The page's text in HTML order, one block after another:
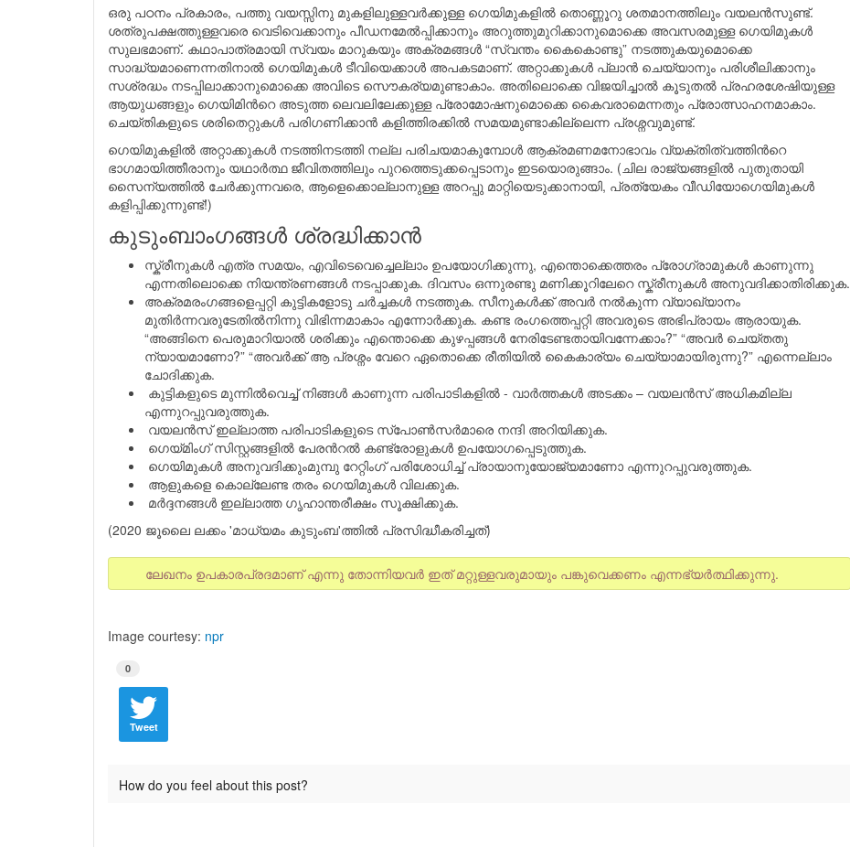
ഒരു പഠനം പ്രകാരം, പത്തു വയസ്സിനു മുകളിലുള്ളവര്‍ക്കുള്ള ഗെയിമുകളില്‍ തൊണ്ണൂറു ശതമാനത്തിലും വയലന്‍സുണ്ട്.
ശത്രുപക്ഷത്തുള്ളവരെ വെടിവെക്കാനും പീഡനമേല്‍പ്പിക്കാനും അറുത്തുമുറിക്കാനുമൊക്കെ അവസരമുള്ള ഗെയിമുകള്‍
സുലഭമാണ്. കഥാപാത്രമായി സ്വയം മാറുകയും അക്രമങ്ങള്‍ “സ്വന്തം കൈകൊണ്ടു” നടത്തുകയുമൊക്കെ
സാദ്ധ്യമാണെന്നതിനാല്‍ ഗെയിമുകള്‍ ടീവിയെക്കാള്‍ അപകടമാണ്. അറ്റാക്കുകള്‍ പ്ലാന്‍ ചെയ്യാനും പരിശീലിക്കാനും
സശ്രദ്ധം നടപ്പിലാക്കാനുമൊക്കെ അവിടെ സൌകര്യമുണ്ടാകാം. അതിലൊക്കെ വിജയിച്ചാല്‍ കൂടുതല്‍ പ്രഹരശേഷിയുള്ള
ആയുധങ്ങളും ഗെയിമിന്‍റെ അടുത്ത ലെവലിലേക്കുള്ള പ്രോമോഷനുമൊക്കെ കൈവരാമെന്നതും പ്രോത്സാഹനമാകാം.
ചെയ്തികളുടെ ശരിതെറ്റുകള്‍ പരിഗണിക്കാന്‍ കളിത്തിരക്കില്‍ സമയമുണ്ടാകില്ലെന്ന പ്രശ്നവുമുണ്ട്.
ഗെയിമുകളില്‍ അറ്റാക്കുകള്‍ നടത്തിനടത്തി നല്ല പരിചയമാകുമ്പോള്‍ ആക്രമണമനോഭാവം വ്യക്തിത്വത്തിന്‍റെ
ഭാഗമായിത്തീരാനും യഥാര്‍ത്ഥ ജീവിതത്തിലും പുറത്തെടുക്കപ്പെടാനും ഇടയൊരുങ്ങാം. (ചില രാജ്യങ്ങളില്‍ പുതുതായി
സൈന്യത്തില്‍ ചേര്‍ക്കുന്നവരെ, ആളെക്കൊല്ലാനുള്ള അറപ്പു മാറ്റിയെടുക്കാനായി, പ്രത്യേകം വീഡിയോഗെയിമുകള്‍
കളിപ്പിക്കുന്നുണ്ട്!)
കുടുംബാംഗങ്ങള്‍ ശ്രദ്ധിക്കാന്‍
സ്ക്രീനുകള്‍ എത്ര സമയം, എവിടെവെച്ചെല്ലാം ഉപയോഗിക്കുന്നു, എന്തൊക്കെത്തരം പ്രോഗ്രാമുകള്‍ കാണുന്നു
എന്നതിലൊക്കെ നിയന്ത്രണങ്ങള്‍ നടപ്പാക്കുക. ദിവസം ഒന്നുരണ്ടു മണിക്കൂറിലേറെ സ്ക്രീനുകള്‍ അനുവദിക്കാതിരിക്കുക.
അക്രമരംഗങ്ങളെപ്പറ്റി കുട്ടികളോടു ചര്‍ച്ചകള്‍ നടത്തുക. സീനുകള്‍ക്ക് അവര്‍ നല്‍കുന്ന വ്യാഖ്യാനം
മുതിര്‍ന്നവരുടേതില്‍നിന്നു വിഭിന്നമാകാം എന്നോര്‍ക്കുക. കണ്ട രംഗത്തെപ്പറ്റി അവരുടെ അഭിപ്രായം ആരായുക.
“അങ്ങിനെ പെരുമാറിയാല്‍ ശരിക്കും എന്തൊക്കെ കുഴപ്പങ്ങള്‍ നേരിടേണ്ടതായിവന്നേക്കാം?” “അവര്‍ ചെയ്തതു
ന്യായമാണോ?” “അവര്‍ക്ക് ആ പ്രശ്നം വേറെ ഏതൊക്കെ രീതിയില്‍ കൈകാര്യം ചെയ്യാമായിരുന്നു?” എന്നെല്ലാം
ചോദിക്കുക.
കുട്ടികളുടെ മുന്നില്‍വെച്ച് നിങ്ങള്‍ കാണുന്ന പരിപാടികളില്‍ - വാര്‍ത്തകള്‍ അടക്കം – വയലന്‍സ് അധികമില്ല
എന്നുറപ്പുവരുത്തുക.
വയലന്‍സ് ഇല്ലാത്ത പരിപാടികളുടെ സ്പോണ്‍സര്‍മാരെ നന്ദി അറിയിക്കുക.
ഗെയ്മിംഗ് സിസ്റ്റങ്ങളില്‍ പേരന്‍റല്‍ കണ്ട്രോളുകള്‍ ഉപയോഗപ്പെടുത്തുക.
ഗെയിമുകള്‍ അനുവദിക്കുംമുമ്പു റേറ്റിംഗ് പരിശോധിച്ച് പ്രായാനുയോജ്യമാണോ എന്നുറപ്പുവരുത്തുക.
ആളുകളെ കൊല്ലേണ്ട തരം ഗെയിമുകള്‍ വിലക്കുക.
മര്‍ദ്ദനങ്ങള്‍ ഇല്ലാത്ത ഗൃഹാന്തരീക്ഷം സൂക്ഷിക്കുക.
(2020 ജൂലൈ ലക്കം 'മാധ്യമം കുടുംബ'ത്തില്‍ പ്രസിദ്ധീകരിച്ചത്)
ലേഖനം ഉപകാരപ്രദമാണ് എന്നു തോന്നിയവര്‍ ഇത് മറ്റുള്ളവരുമായും പങ്കുവെക്കണം എന്നഭ്യര്‍ത്ഥിക്കുന്നു.
Image courtesy: npr
0
Tweet
How do you feel about this post?